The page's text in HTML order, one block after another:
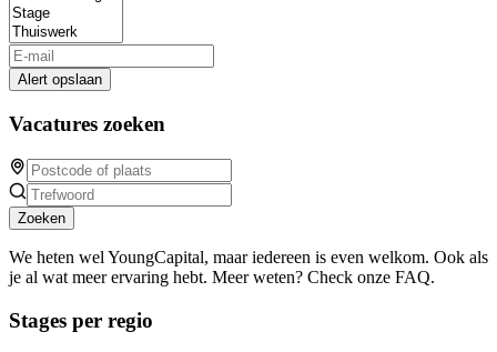
Alert opslaan
Vacatures zoeken
Zoeken
We heten wel YoungCapital, maar iedereen is even welkom. Ook als
je al wat meer ervaring hebt. Meer weten? Check onze FAQ.
Stages per regio